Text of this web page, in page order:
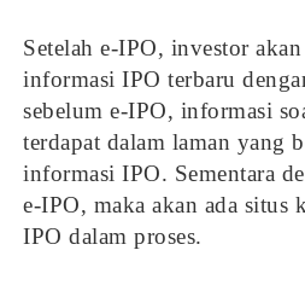
Setelah e-IPO, investor
informasi IPO terbaru
sebelum e-IPO, informasi
terdapat dalam laman yang
informasi IPO. Sementara
e-IPO, maka akan ada situs
IPO dalam proses.